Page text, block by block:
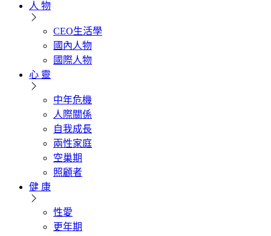
人 物
CEO生活學
國內人物
國際人物
心 靈
中年危機
人際關係
自我成長
兩性家庭
空巢期
照顧者
健 康
性愛
更年期